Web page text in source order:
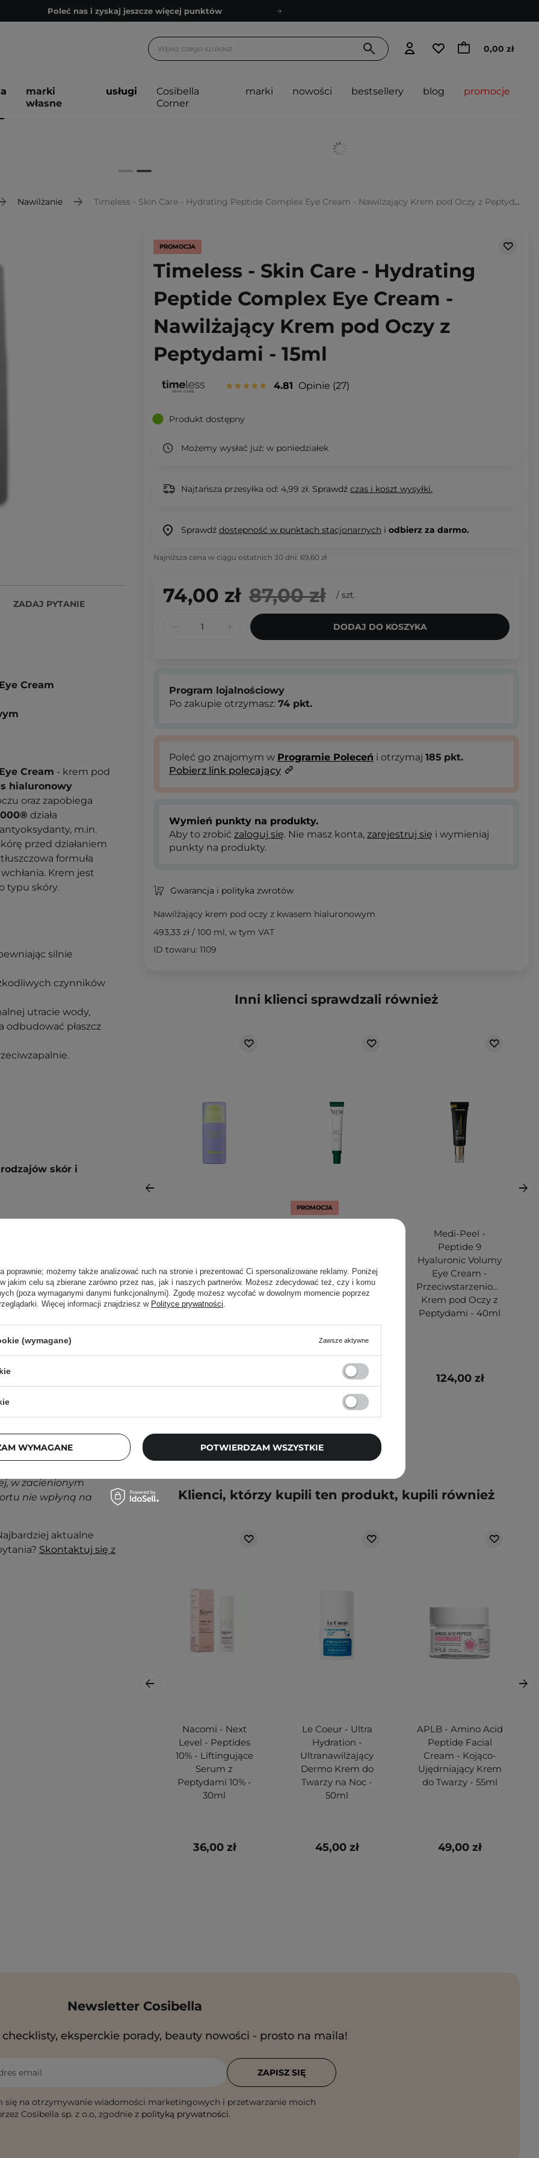
Poleć nas i zyskaj jeszcze więcej punktów
Bezpłatne konsultacje kosmetologiczne
Poleć nas i zyskaj jeszcze więcej punktów
0,00 zł
marki
własne
usługi
Cosibella
Corner
marki nowości bestsellery blog promocje
Nawilżanie Timeless - Skin Care - Hydrating Peptide Complex Eye Cream - Nawilżający Krem pod Oczy z Peptydami - 15ml
ZADAJ PYTANIE
Cream
Cream - krem pod
hialuronowy
oraz zapobiega
działa
m.in.
przed działaniem
formuła
Krem jest
typu skóry.
silnie
czynników
utracie wody,
odbudować płaszcz
skór i
aplikuj na opuszkę
wmasuj
Zajrzyj do naszego
podrażnienia,
w zacienionym
nie wpłyną na
aktualne
Skontaktuj się z
PROMOCJA
Timeless - Skin Care - Hydrating
Peptide Complex Eye Cream -
Nawilżający Krem pod Oczy z
Peptydami - 15ml
4.81 Opinie 27
Produkt dostępny
Możemy wysłać już: w poniedziałek
Najtańsza przesyłka od: 4,99 zł. Sprawdź czas i koszt wysyłki.
Sprawdź dostępność w punktach stacjonarnych i odbierz za darmo.
Najniższa cena w ciągu ostatnich 30 dni: 69,60 zł
74,00 zł 87,00 zł / szt.
DODAJ DO KOSZYKA
Program lojalnościowy
Po zakupie otrzymasz: 74 pkt.
Poleć go znajomym w Programie Poleceń i otrzymaj 185 pkt.
Pobierz link polecający
Wymień punkty na produkty.
Aby to zrobić zaloguj się. Nie masz konta, zarejestruj się i wymieniaj
punkty na produkty.
Gwarancja i polityka zwrotów
Nawilżający krem pod oczy z kwasem hialuronowym
493,33 zł / 100 ml, w tym VAT
ID towaru: 1109
Inni klienci sprawdzali również
Cream - Krem do
Twarzy na Noc z
Witaminą A i
30ml
PROMOCJA
Cream - Krem do
Pielęgnacji okolicy
Oczu - 30ml
89,00 zł
71,20 zł
Medi-Peel -
Peptide 9
Hyaluronic Volumy
Eye Cream -
Przeciwstarzeniowy
Krem ​​pod Oczy z
Peptydami - 40ml
124,00 zł
Klienci, którzy kupili ten produkt, kupili również
Nacomi - Next
Level - Peptides
10% - Liftingujące
Serum z
Peptydami 10% -
30ml
36,00 zł
Le Coeur - Ultra
Hydration -
Ultranawilżający
Dermo Krem do
Twarzy na Noc -
50ml
45,00 zł
APLB - Amino Acid
Peptide Facial
Cream - Kojąco-
Ujędrniający Krem
do Twarzy - 55ml
49,00 zł
Newsletter Cosibella
eksperckie porady, beauty nowości - prosto na maila!
email
się na otrzymywanie wiadomości marketingowych i przetwarzanie moich
Cosibella sp. z o.o, zgodnie z polityką prywatności.
ZAPISZ SIĘ
poprawnie; możemy także analizować ruch na stronie i prezentować Ci spersonalizowane reklamy. Poniżej
jakim celu są zbierane zarówno przez nas, jak i naszych partnerów. Możesz zdecydować też, czy i komu
(poza wymaganymi danymi funkcjonalnymi). Zgodę możesz wycofać w dowolnym momencie poprzez
Więcej informacji znajdziesz w Polityce prywatności.
(wymagane) Zawsze aktywne
WYMAGANE POTWIERDZAM WSZYSTKIE